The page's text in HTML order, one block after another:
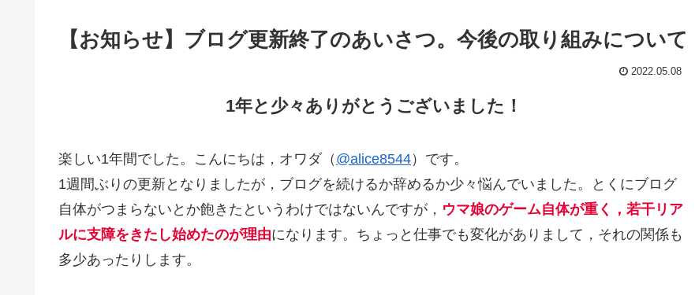
【お知らせ】ブログ更新終了のあいさつ。今後の取り組みについて
2022.05.08
1年と少々ありがとうございました！
楽しい1年間でした。こんにちは，オワダ（ @alice8544）です。
1週間ぶりの更新となりましたが，ブログを続けるか辞めるか少々悩んでいました。とくにブログ
自体がつまらないとか飽きたというわけではないんですが， ウマ娘のゲーム自体が重く，若干リア
ルに支障をきたし始めたのが理由になります。ちょっと仕事でも変化がありまして，それの関係も
多少あったりします。